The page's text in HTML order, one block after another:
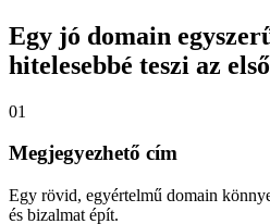
Egy jó domain
hitelesebbé teszi az
01
Megjegyezhető cím
Egy rövid, egyértelmű domain
és bizalmat épít.